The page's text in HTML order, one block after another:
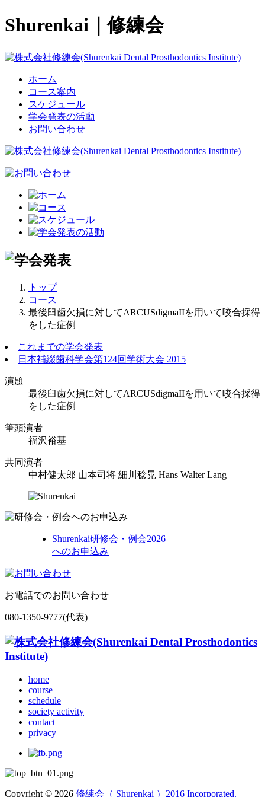
Shurenkai｜修練会
ホーム
コース案内
スケジュール
学会発表の活動
お問い合わせ
トップ
コース
最後臼歯欠損に対してARCUSdigmaIIを用いて咬合採得
をした症例
これまでの学会発表
日本補綴歯科学会第124回学術大会 2015
演題
最後臼歯欠損に対してARCUSdigmaIIを用いて咬合採得
をした症例
筆頭演者
福沢裕基
共同演者
中村健太郎 山本司将 細川稔晃 Hans Walter Lang
Shurenkai研修会・例会2026
へのお申込み
お電話でのお問い合わせ
080-1350-9777(代表)
home
course
schedule
society activity
contact
privacy
Copyright © 2026 修練会（ Shurenkai ）2016 Incorporated.